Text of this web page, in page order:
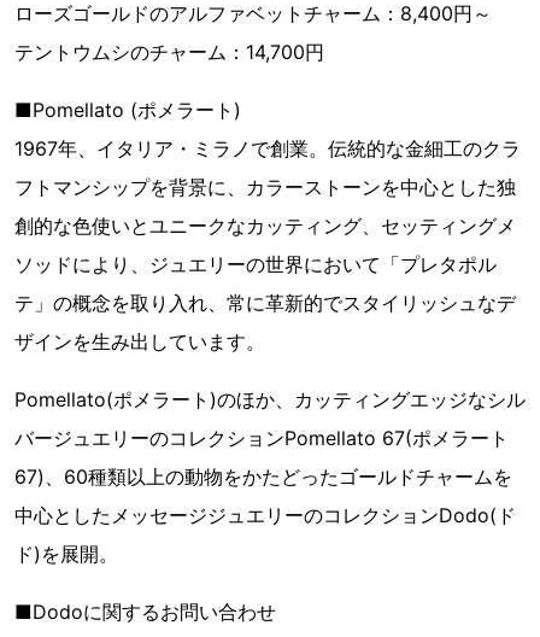
ローズゴールドのアルファベットチャーム：8,400円～
テントウムシのチャーム：14,700円
■Pomellato (ポメラート)
1967年、イタリア・ミラノで創業。伝統的な金細工のクラ
フトマンシップを背景に、カラーストーンを中心とした独
創的な色使いとユニークなカッティング、セッティングメ
ソッドにより、ジュエリーの世界において「プレタポル
テ」の概念を取り入れ、常に革新的でスタイリッシュなデ
ザインを生み出しています。
Pomellato(ポメラート)のほか、カッティングエッジなシル
バージュエリーのコレクションPomellato 67(ポメラート
67)、60種類以上の動物をかたどったゴールドチャームを
中心としたメッセージジュエリーのコレクションDodo(ド
ド)を展開。
■Dodoに関するお問い合わせ